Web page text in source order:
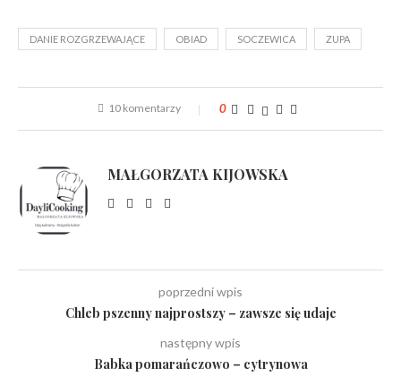
DANIE ROZGRZEWAJĄCE OBIAD SOCZEWICA ZUPA
10 komentarzy 0
MAŁGORZATA KIJOWSKA
poprzedni wpis
Chleb pszenny najprostszy – zawsze się udaje
następny wpis
Babka pomarańczowo – cytrynowa